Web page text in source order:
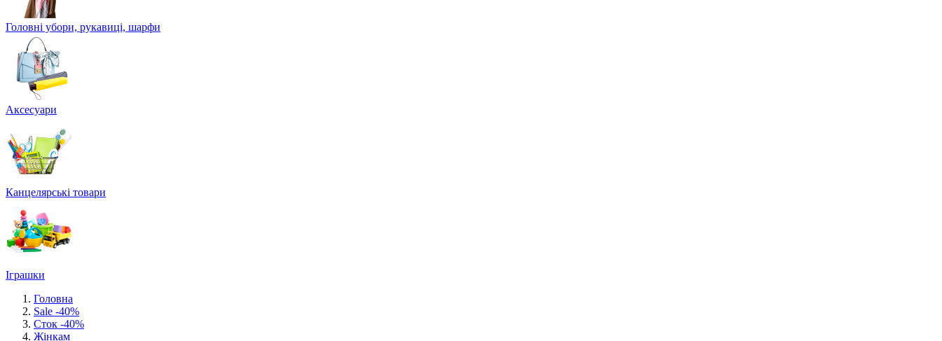
Головні убори, рукавиці, шарфи
Аксесуари
Канцелярські товари
Іграшки
Головна
Sale -40%
Сток -40%
Жінкам